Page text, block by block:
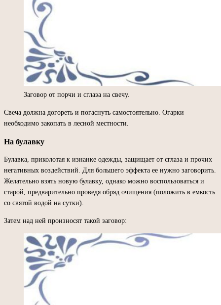
Заговор от порчи и сглаза на свечу.
Свеча должна догореть и погаснуть самостоятельно. Огарки
необходимо закопать в лесной местности.
На булавку
Булавка, приколотая к изнанке одежды, защищает от сглаза и прочих
негативных воздействий. Для большего эффекта ее нужно заговорить.
Желательно взять новую булавку, однако можно воспользоваться и
старой, предварительно проведя обряд очищения (положить в емкость
со святой водой на сутки).
Затем над ней произносят такой заговор: